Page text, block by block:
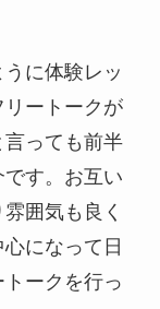
に体験レッ
ートークが
っても前半
す。お互い
囲気も良く
になって日
ークを行っ